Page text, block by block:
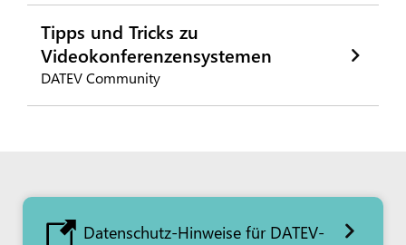
Tipps und Tricks zu
Videokonferenzensystemen
DATEV Community
Datenschutz-Hinweise für DATEV-